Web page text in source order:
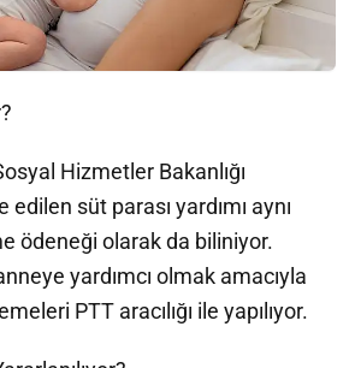
Hizmetler Bakanlığı
süt parası yardımı aynı
ödeneği olarak da biliniyor.
yardımcı olmak amacıyla
PTT aracılığı ile yapılıyor.